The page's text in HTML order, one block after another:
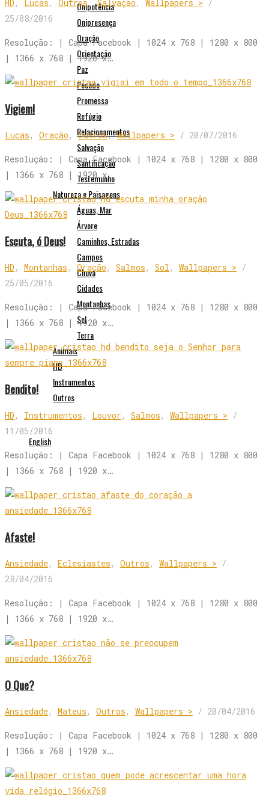
Onipotência
Onipresença
Oração
Orientação
Paz
Pecado
Promessa
Refúgio
Relacionamentos
Salvação
Santificação
Testemunho
Natureza e Paisagens
Águas, Mar
Árvore
Caminhos, Estradas
Campos
Chuva
Cidades
Montanhas
Sol
Terra
Animais
HD
Instrumentos
Outros
English
HD , Lucas , Outros,Salvação , Wallpapers > /
25/08/2016
Resolução: | Capa Facebook | 1024 x 768 | 1280 x 800
| 1366 x 768 | 1920 x…
Vigiem!
Lucas , Oração ,Outros,Wallpapers > / 20/07/2016
Resolução: | Capa Facebook | 1024 x 768 | 1280 x 800
| 1366 x 768 | 1920 x…
Escuta, ó Deus!
HD , Montanhas , Oração , Salmos , Sol , Wallpapers > /
25/05/2016
Resolução: | Capa Facebook | 1024 x 768 | 1280 x 800
| 1366 x 768 | 1920 x…
Bendito!
HD , Instrumentos , Louvor , Salmos , Wallpapers > /
11/05/2016
Resolução: | Capa Facebook | 1024 x 768 | 1280 x 800
| 1366 x 768 | 1920 x…
Afaste!
Ansiedade, Eclesiastes , Outros , Wallpapers > /
28/04/2016
Resolução: | Capa Facebook | 1024 x 768 | 1280 x 800
| 1366 x 768 | 1920 x…
O Que?
Ansiedade, Mateus , Outros , Wallpapers > / 20/04/2016
Resolução: | Capa Facebook | 1024 x 768 | 1280 x 800
| 1366 x 768 | 1920 x…